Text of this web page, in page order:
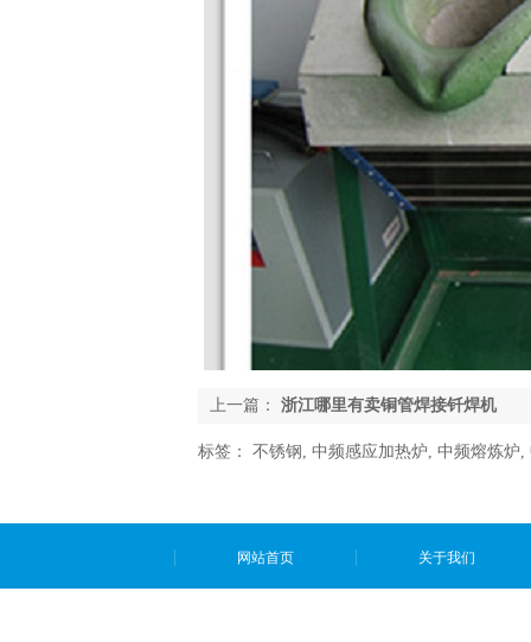
上一篇： 浙江哪里有卖铜管焊接钎焊机
标签： 不锈钢 , 中频感应加热炉, 中频熔炼炉,
网站首页 关于我们